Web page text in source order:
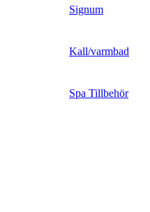
Signum
Kall/varmbad
Spa Tillbehör